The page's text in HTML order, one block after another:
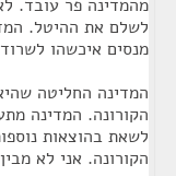
מהמדינה פר עובד.
לשלם את ההיטל.
מנסים איכשהו
המדינה החליטה
הקורונה. המדינה
לשאת בהוצאות
הקורונה. אני לא